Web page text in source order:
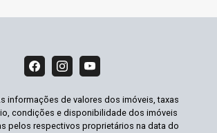
informações de valores dos imóveis, taxas
condições e disponibilidade dos imóveis
pelos respectivos proprietários na data do